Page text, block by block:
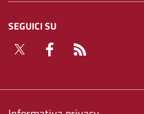
SEGUICI SU
Twitter Facebook